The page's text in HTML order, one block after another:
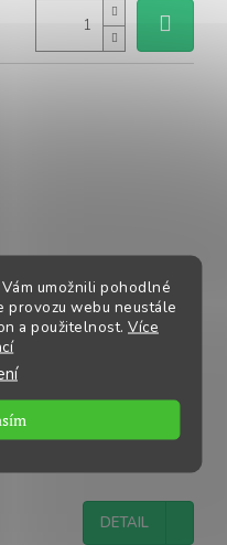
umožnili pohodlné
provozu webu neustále
a použitelnost. Více
klobouková, bajonet
DETAIL